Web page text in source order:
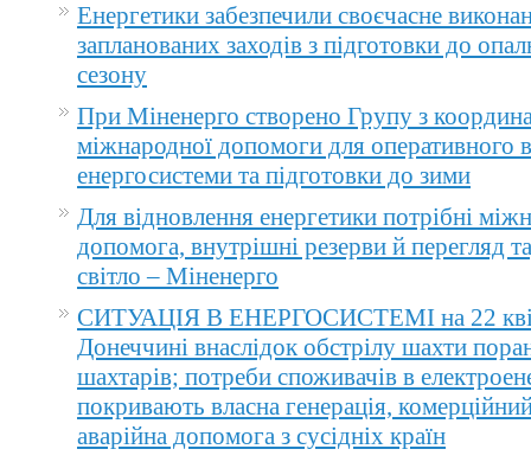
Енергетики забезпечили своєчасне
запланованих заходів з підготовки до
сезону
При Міненерго створено Групу з
міжнародної допомоги для оперативного
енергосистеми та підготовки до зими
Для відновлення енергетики потрібні
допомога, внутрішні резерви й перегляд
світло – Міненерго
СИТУАЦІЯ В ЕНЕРГОСИСТЕМІ на 22
Донеччині внаслідок обстрілу шахти
шахтарів; потреби споживачів в
покривають власна генерація,
аварійна допомога з сусідніх країн